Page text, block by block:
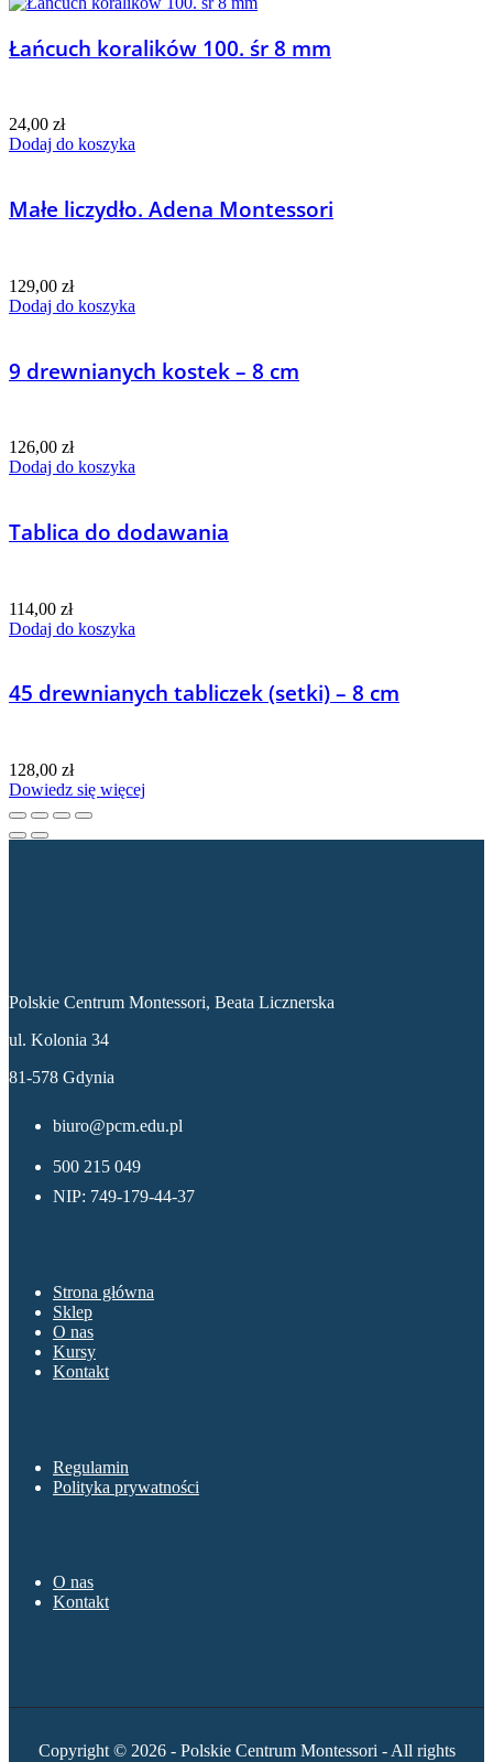
Łańcuch koralików 100. śr 8 mm
24,00 zł
Dodaj do koszyka
Małe liczydło. Adena Montessori
129,00 zł
Dodaj do koszyka
9 drewnianych kostek – 8 cm
126,00 zł
Dodaj do koszyka
Tablica do dodawania
114,00 zł
Dodaj do koszyka
45 drewnianych tabliczek (setki) – 8 cm
128,00 zł
Dowiedz się więcej
Polskie Centrum Montessori, Beata Licznerska
ul. Kolonia 34
81-578 Gdynia
biuro@pcm.edu.pl
500 215 049
NIP: 749-179-44-37
Strona główna
Sklep
O nas
Kursy
Kontakt
Regulamin
Polityka prywatności
O nas
Kontakt
Copyright © 2026 - Polskie Centrum Montessori - All rights